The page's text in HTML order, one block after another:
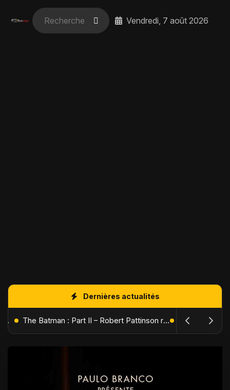
Vendredi, 7 août 2026
Dernières actualités
L'Âge de Glace : Le Réveil du Volcan – Manny, Sid et Diego de retour pour une aventure explosive The Batman : Part II – Robert Pattinson replonge dans les ténèbres de Gotham dès octobre 2027